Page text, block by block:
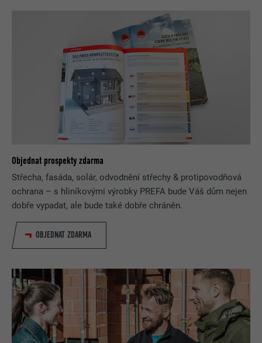
Objednat prospekty zdarma
Střecha, fasáda, solár, odvodnění střechy & protipovodňová
ochrana – s hliníkovými výrobky PREFA bude Váš dům nejen
dobře vypadat, ale bude také dobře chráněn.
OBJEDNAT ZDARMA